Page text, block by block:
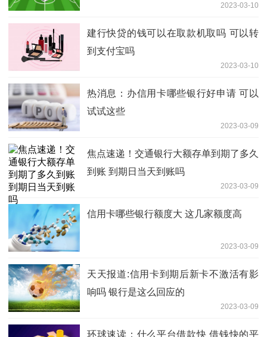
2023-03-10
建行快贷的钱可以在取款机取吗 可以转
到支付宝吗
2023-03-10
热消息：办信用卡哪些银行好申请 可以
试试这些
2023-03-09
焦点速递！交通银行大额存单到期了多久
到账 到期日当天到账吗
2023-03-09
信用卡哪些银行额度大 这几家额度高
2023-03-09
天天报道:信用卡到期后新卡不激活有影
响吗 银行是这么回应的
2023-03-09
环球速读：什么平台借款快 借钱快的平